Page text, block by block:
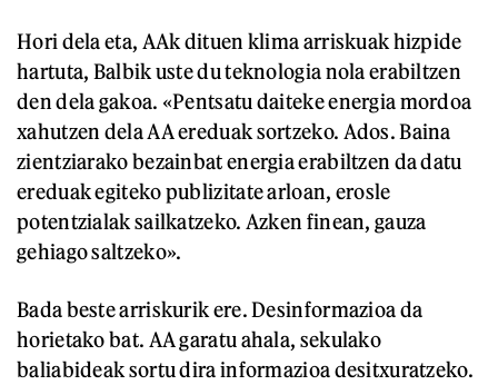
Hori dela eta, AAk dituen klima arriskuak hizpide
hartuta, Balbik uste du teknologia nola erabiltzen
den dela gakoa. «Pentsatu daiteke energia mordoa
xahutzen dela AA ereduak sortzeko. Ados. Baina
zientziarako bezainbat energia erabiltzen da datu
ereduak egiteko publizitate arloan, erosle
potentzialak sailkatzeko. Azken finean, gauza
gehiago saltzeko».
Bada beste arriskurik ere. Desinformazioa da
horietako bat. AA garatu ahala, sekulako
baliabideak sortu dira informazioa desitxuratzeko.